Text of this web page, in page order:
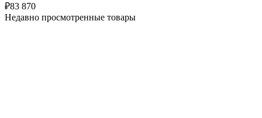
₽83 870
Недавно просмотренные товары